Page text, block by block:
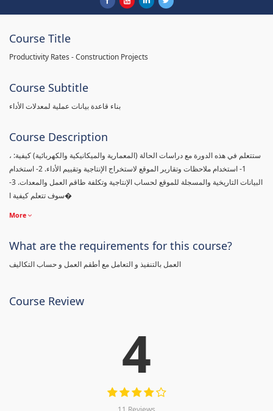
Course Title
Productivity Rates - Construction Projects
Course Subtitle
بناء قاعدة بيانات عملية لمعدلات الأداء
Course Description
، ستتعلم في هذه الدورة مع دراسات الحالة (المعمارية والميكانيكية والكهربائية) كيفية:
1- استخدام ملاحظات وتقارير الموقع لاستخراج الإنتاجية وتقييم الأداء. 2- استخدام
البيانات التاريخية والمسجلة للموقع لحساب الإنتاجية وتكلفة طاقم العمل والمعدات. 3-
سوف تتعلم كيفية ا�
More
What are the requirements for this course?
العمل بالتنفيذ و التعامل مع أطقم العمل و حساب التكاليف
Course Review
4